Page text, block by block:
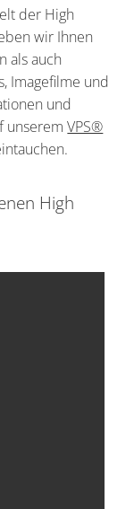
der High
wir Ihnen
als auch
Imagefilme und
und
unseremVPS®
High